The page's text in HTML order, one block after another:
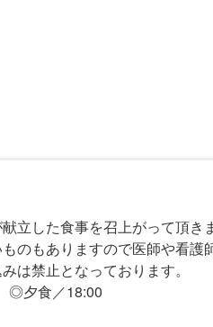
立した食事を召上がって頂き
のもありますので医師や看護
は禁止となっております。
◎夕食／18:00